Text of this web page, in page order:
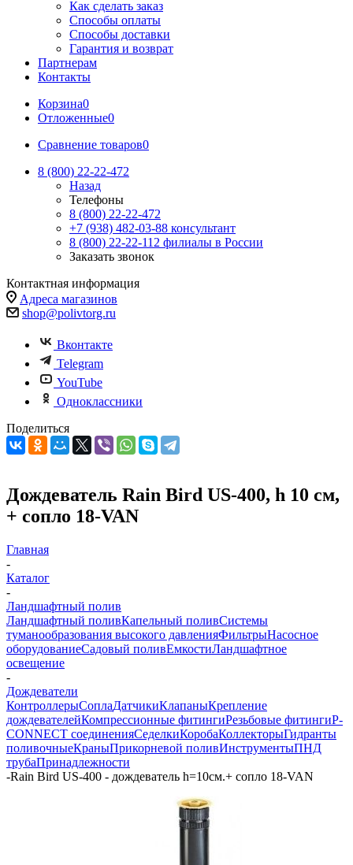
Как сделать заказ
Способы оплаты
Способы доставки
Гарантия и возврат
Партнерам
Контакты
Корзина0
Отложенные0
Сравнение товаров0
8 (800) 22-22-472
Назад
Телефоны
8 (800) 22-22-472
+7 (938) 482-03-88 консультант
8 (800) 22-22-112 филиалы в России
Заказать звонок
Контактная информация
Адреса магазинов
shop@polivtorg.ru
Вконтакте
Telegram
YouTube
Одноклассники
Поделиться
Дождеватель Rain Bird US-400, h 10 см,
+ сопло 18-VAN
Главная
-
Каталог
-
Ландшафтный полив
Ландшафтный поливКапельный поливСистемы
туманообразования высокого давленияФильтрыНасосное
оборудованиеСадовый поливЕмкостиЛандшафтное
освещение
-
Дождеватели
КонтроллерыСоплаДатчикиКлапаныКрепление
дождевателейКомпрессионные фитингиРезьбовые фитингиP-
CONNECT соединенияСеделкиКоробаКоллекторыГидранты
поливочныеКраныПрикорневой поливИнструментыПНД
трубаПринадлежности
-Rain Bird US-400 - дождеватель h=10см.+ сопло 18-VAN